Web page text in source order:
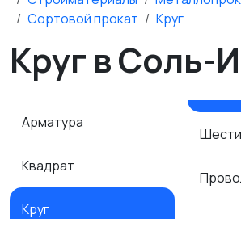
Сортовой прокат
Круг
Круг в Соль-
Арматура
Квадрат
Круг